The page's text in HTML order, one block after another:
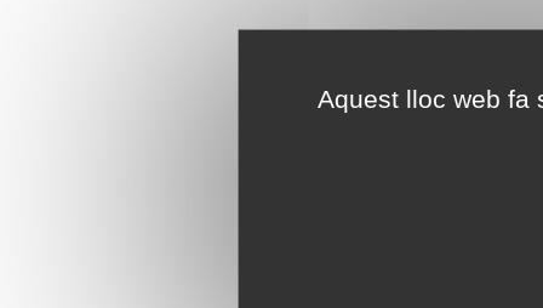
Aquest lloc web fa